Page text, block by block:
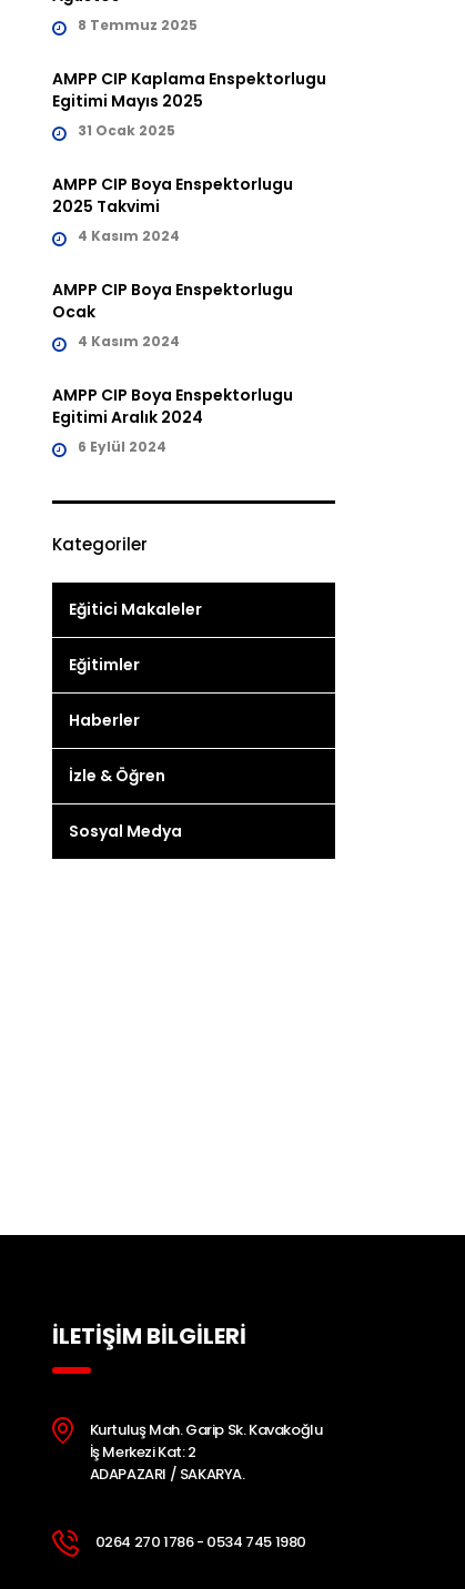
8 Temmuz 2025
AMPP CIP Kaplama Enspektorlugu
Egitimi Mayıs 2025
31 Ocak 2025
AMPP CIP Boya Enspektorlugu
2025 Takvimi
4 Kasım 2024
AMPP CIP Boya Enspektorlugu
Ocak
4 Kasım 2024
AMPP CIP Boya Enspektorlugu
Egitimi Aralık 2024
6 Eylül 2024
Kategoriler
Eğitici Makaleler
Eğitimler
Haberler
İzle & Öğren
Sosyal Medya
İLETİŞİM BİLGİLERİ
Kurtuluş Mah. Garip Sk. Kavakoğlu
İş Merkezi Kat: 2
ADAPAZARI / SAKARYA.
0264 270 1786 - 0534 745 1980